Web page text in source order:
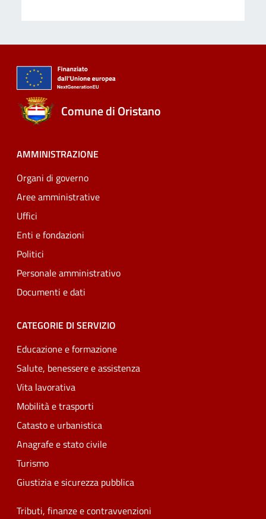
Comune di Oristano
AMMINISTRAZIONE
Organi di governo
Aree amministrative
Uffici
Enti e fondazioni
Politici
Personale amministrativo
Documenti e dati
CATEGORIE DI SERVIZIO
Educazione e formazione
Salute, benessere e assistenza
Vita lavorativa
Mobilità e trasporti
Catasto e urbanistica
Anagrafe e stato civile
Turismo
Giustizia e sicurezza pubblica
Tributi, finanze e contravvenzioni